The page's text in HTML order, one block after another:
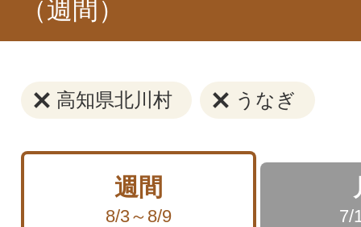
（週間）
高知県北川村 うなぎ
週間
8/3～8/9 7/